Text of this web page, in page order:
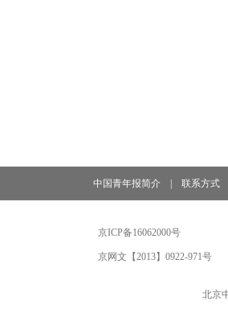
中国青年报简介 联系方式
京ICP备16062000号
京网文【2013】0922-971号
北京